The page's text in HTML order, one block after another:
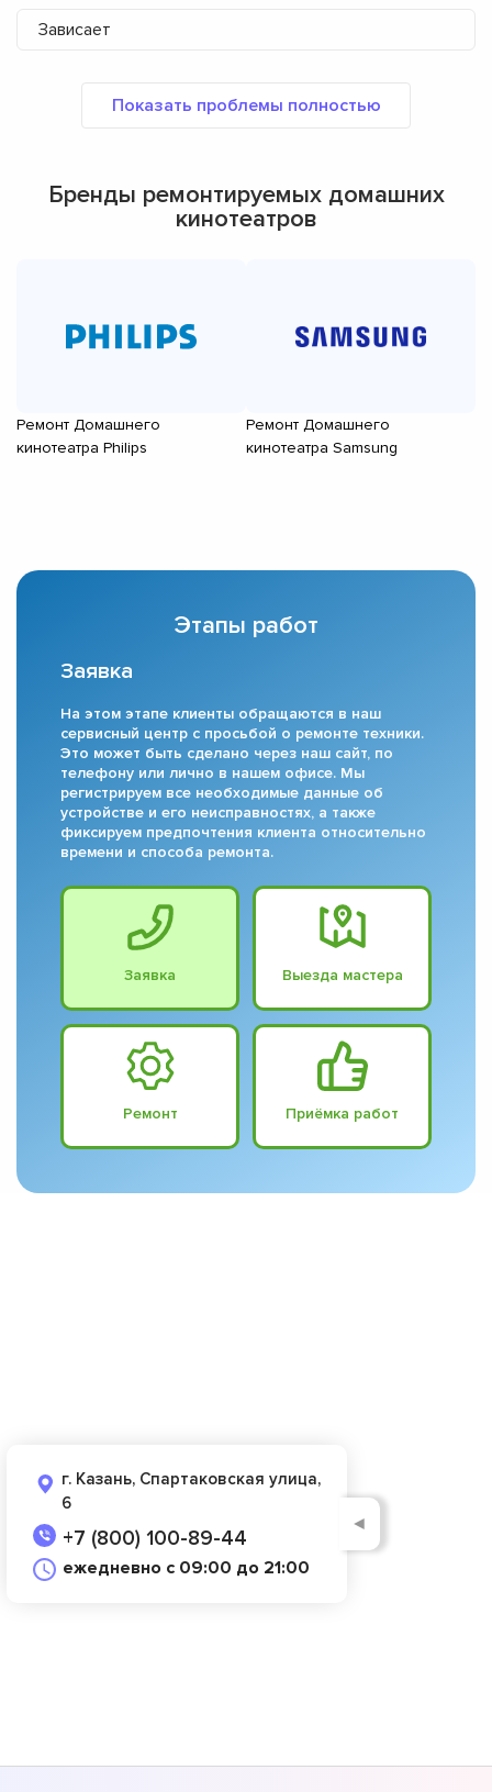
Зависает
Бренды ремонтируемых домашних
кинотеатров
Ремонт Домашнего
кинотеатра Philips
Ремонт Домашнего
кинотеатра Samsung
Этапы работ
Заявка
На этом этапе клиенты обращаются в наш
сервисный центр с просьбой о ремонте техники.
Это может быть сделано через наш сайт, по
телефону или лично в нашем офисе. Мы
регистрируем все необходимые данные об
устройстве и его неисправностях, а также
фиксируем предпочтения клиента относительно
времени и способа ремонта.
Заявка Выезда мастера
Ремонт Приёмка работ
г. Казань, Спартаковская улица,
6
+7 (800) 100-89-44
ежедневно с 09:00 до 21:00
◄